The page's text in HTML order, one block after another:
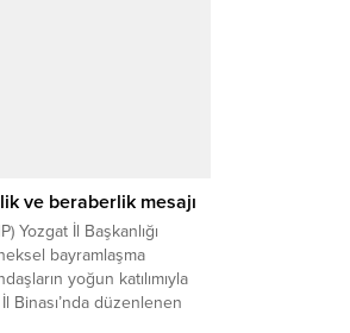
ve beraberlik mesajı
Yozgat İl Başkanlığı
bayramlaşma
yoğun katılımıyla
Binası’nda düzenlenen
İbrahim Ethem